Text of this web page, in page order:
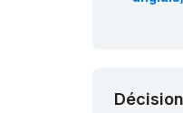
Décision